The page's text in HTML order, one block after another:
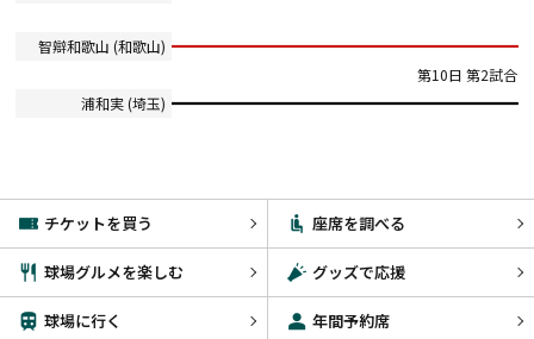
智辯和歌山 (和歌山)
第10日 第2試合
浦和実 (埼玉)
チケットを買う 座席を調べる
球場グルメを楽しむ グッズで応援
球場に行く 年間予約席